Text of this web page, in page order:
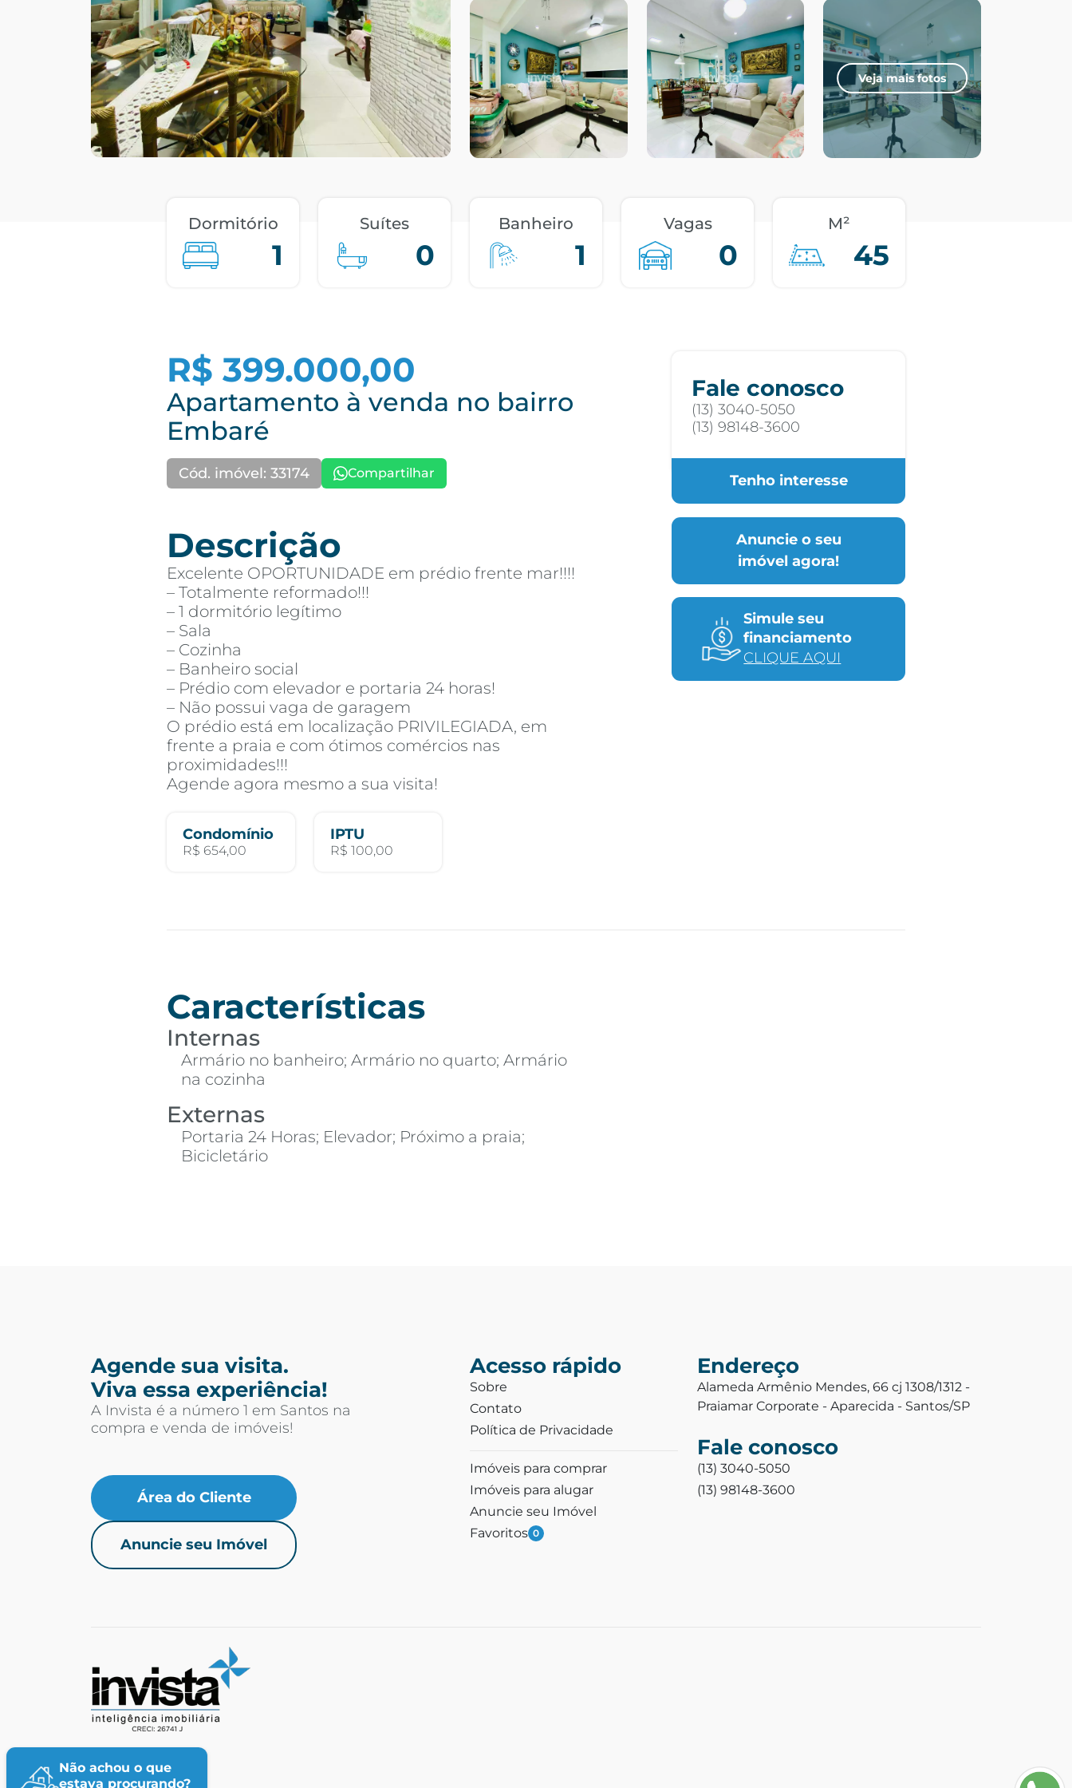
Veja mais fotos
Dormitório
1
Suítes
0
Banheiro
1
Vagas
0
M²
45
R$ 399.000,00
Apartamento à venda no bairro
Embaré
Cód. imóvel: 33174 Compartilhar
Descrição
Excelente OPORTUNIDADE em prédio frente mar!!!!
– Totalmente reformado!!!
– 1 dormitório legítimo
– Sala
– Cozinha
– Banheiro social
– Prédio com elevador e portaria 24 horas!
– Não possui vaga de garagem
O prédio está em localização PRIVILEGIADA, em
frente a praia e com ótimos comércios nas
proximidades!!!
Agende agora mesmo a sua visita!
Condomínio
R$ 654,00
IPTU
R$ 100,00
Fale conosco
(13) 3040-5050
(13) 98148-3600
Tenho interesse
Anuncie o seu
imóvel agora!
Simule seu
financiamento
CLIQUE AQUI
Características
Internas
Armário no banheiro; Armário no quarto; Armário
na cozinha
Externas
Portaria 24 Horas; Elevador; Próximo a praia;
Bicicletário
Agende sua visita.
Viva essa experiência!
A Invista é a número 1 em Santos na
compra e venda de imóveis!
Área do Cliente
Anuncie seu Imóvel
Acesso rápido
Sobre
Contato
Política de Privacidade
Imóveis para comprar
Imóveis para alugar
Anuncie seu Imóvel
Favoritos 0
Endereço
Alameda Armênio Mendes, 66 cj 1308/1312 -
Praiamar Corporate - Aparecida - Santos/SP
Fale conosco
(13) 3040-5050
(13) 98148-3600
Não achou o que
estava procurando?